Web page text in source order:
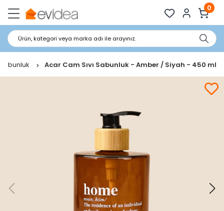
0
Ürün, kategori veya marka adı ile arayınız.
Sabunluk Acar Cam Sıvı Sabunluk - Amber / Siyah - 450 ml